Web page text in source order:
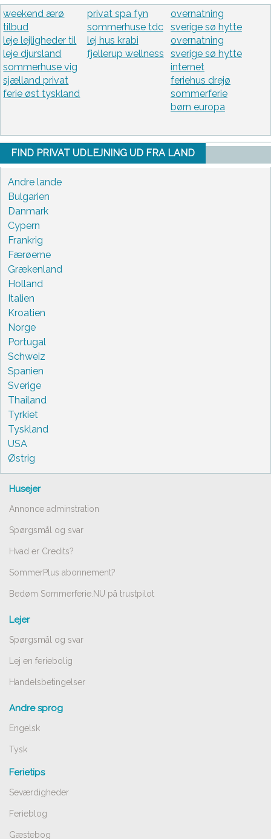
weekend ærø
tilbud
leje lejligheder til
leje djursland
sommerhuse vig
sjælland privat
ferie øst tyskland
privat spa fyn
sommerhuse tdc
lej hus krabi
fjellerup wellness
overnatning
sverige sø hytte
overnatning
sverige sø hytte
internet
feriehus drejø
sommerferie
børn europa
FIND PRIVAT UDLEJNING UD FRA LAND
Andre lande
Bulgarien
Danmark
Cypern
Frankrig
Færøerne
Grækenland
Holland
Italien
Kroatien
Norge
Portugal
Schweiz
Spanien
Sverige
Thailand
Tyrkiet
Tyskland
USA
Østrig
Husejer
Annonce adminstration
Spørgsmål og svar
Hvad er Credits?
SommerPlus abonnement?
Bedøm Sommerferie.NU på trustpilot
Lejer
Spørgsmål og svar
Lej en feriebolig
Handelsbetingelser
Andre sprog
Engelsk
Tysk
Ferietips
Seværdigheder
Ferieblog
Gæstebog